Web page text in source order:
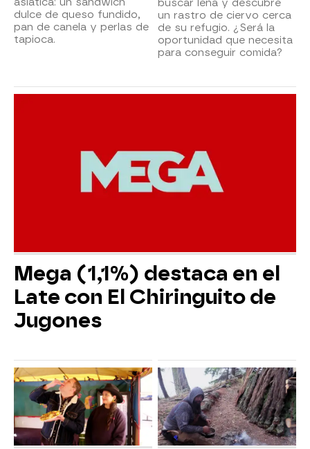
dulce de queso fundido,
pan de canela y perlas de
tapioca.
buscar leña y descubre
un rastro de ciervo cerca
de su refugio. ¿Será la
oportunidad que necesita
para conseguir comida?
Mega (1,1%) destaca en el
Late con El Chiringuito de
Jugones